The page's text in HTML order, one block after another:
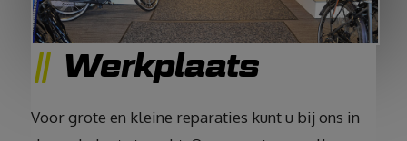
Werkplaats
Voor grote en kleine reparaties kunt u bij ons in